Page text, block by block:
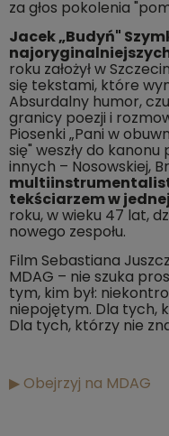
za głos pokolenia
Jacek „Budyń"
roku założył w
się tekstami, które
Absurdalny humor,
granicy poezji i
Piosenki „Pani w
się" weszły do
innych – Nosowskiej,
tekściarzem w
roku, w wieku 47 lat,
nowego zespołu.
Film Sebastiana
MDAG – nie szuka
tym, kim był:
niepojętym. Dla tych,
Dla tych, którzy nie
▶ Obejrzyj na MDAG